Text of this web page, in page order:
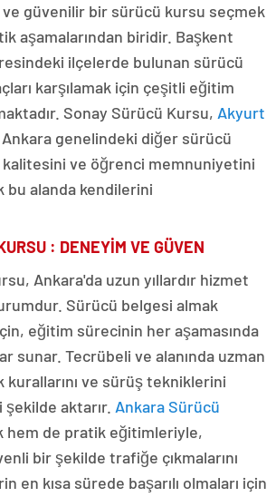
ve güvenilir bir sürücü kursu seçmek
aşamalarından biridir. Başkent
ilçelerde bulunan sürücü
karşılamak için çeşitli eğitim
Sonay Sürücü Kursu, Akyurt
genelindeki diğer sürücü
kalitesini ve öğrenci memnuniyetini
bu alanda kendilerini
: DENEYİM VE GÜVEN
Ankara'da uzun yıllardır hizmet
Sürücü belgesi almak
eğitim sürecinin her aşamasında
sunar. Tecrübeli ve alanında uzman
ve sürüş tekniklerini
aktarır. Ankara Sürücü
hem de pratik eğitimleriyle,
bir şekilde trafiğe çıkmalarını
en kısa sürede başarılı olmaları için